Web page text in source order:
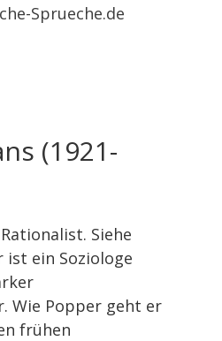
(1921-
Siehe
ist ein Soziologe
Wie Popper geht er
frühen